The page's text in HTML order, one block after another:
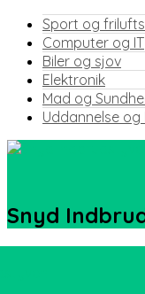
Sport og
Computer og IT
Biler og sjov
Elektronik
Mad og
Uddannelse og
Snyd